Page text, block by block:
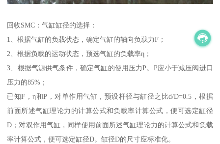
回收SMC：气缸缸径的选择：
1、根据气缸的负载状态，确定气缸的轴向负载力F；
2、根据负载的运动状态，预选气缸的负载率η；
3、根据气源供气条件，确定气缸的使用压力P。P应小于减压阀进口
压力的85%；
已知F，η和P，对单作用气缸，预设杆径与缸径之比d/D=0.5，根据
前面所述气缸理论力的计算公式和负载率计算公式，便可选定缸径
D；对双作用气缸，同样使用前面所述气缸理论力的计算公式和负载
率计算公式，便可选定缸径D。缸径D的尺寸应标准化。